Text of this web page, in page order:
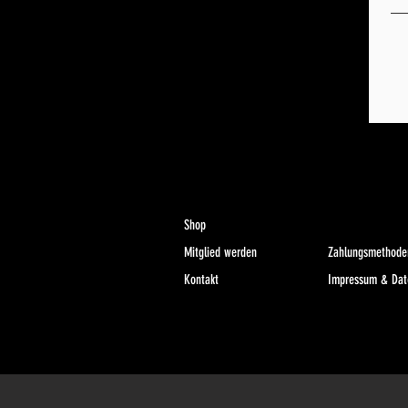
Shop
Mitglied werden
Kontakt
Impressum &